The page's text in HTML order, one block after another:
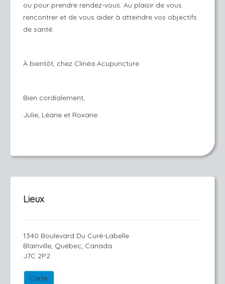
ou pour prendre rendez-vous. Au plaisir de vous
rencontrer et de vous aider à atteindre vos objectifs
de santé.
À bientôt, chez Clinéa Acupuncture
Bien cordialement,
Julie, Léane et Roxane
Lieux
1340 Boulevard Du Curé-Labelle
Blainville, Québec, Canada
J7C 2P2
Carte